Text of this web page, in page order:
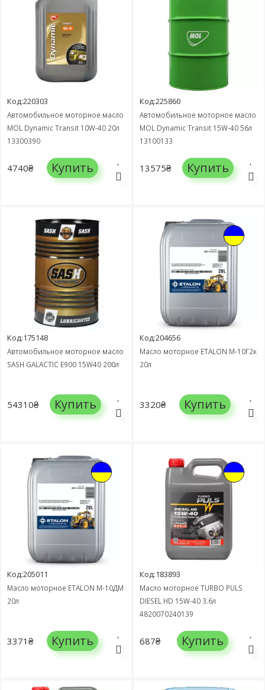
Код:220303
Автомобильное моторное масло
MOL Dynamic Transit 10W-40 20л
13300390
4740₴ Купить
Код:225860
Автомобильное моторное масло
MOL Dynamic Transit 15W-40 56л
13100133
13575₴ Купить
Код:175148
Автомобильное моторное масло
SASH GALACTIC E900 15W40 200л
54310₴ Купить
Код:204656
Масло моторное ETALON М-10Г2к
20л
3320₴ Купить
Код:205011
Масло моторное ETALON М-10ДМ
20л
3371₴ Купить
Код:183893
Масло моторное TURBO PULS
DIESEL HD 15W-40 3.6л
4820070240139
687₴ Купить